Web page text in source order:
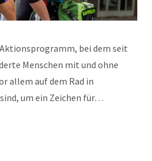
Aktionsprogramm, bei dem seit
Menschen mit und ohne
allem auf dem Rad in
um ein Zeichen für…